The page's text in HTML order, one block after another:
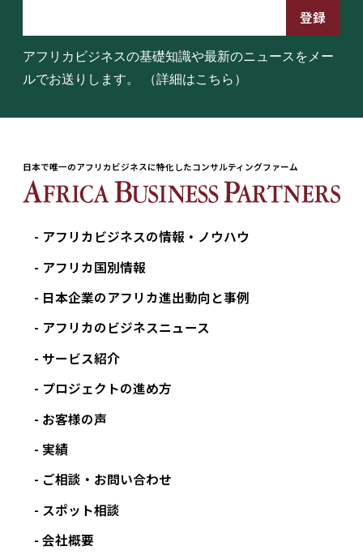
アフリカビジネスの基礎知識や最新のニュースをメー
ルでお送りします。
（詳細はこちら）
日本で唯一のアフリカビジネスに特化したコンサルティングファーム
アフリカビジネスの情報・ノウハウ
アフリカ国別情報
日本企業のアフリカ進出動向と事例
アフリカのビジネスニュース
サービス紹介
プロジェクトの進め方
お客様の声
実績
ご相談・お問い合わせ
スポット相談
会社概要